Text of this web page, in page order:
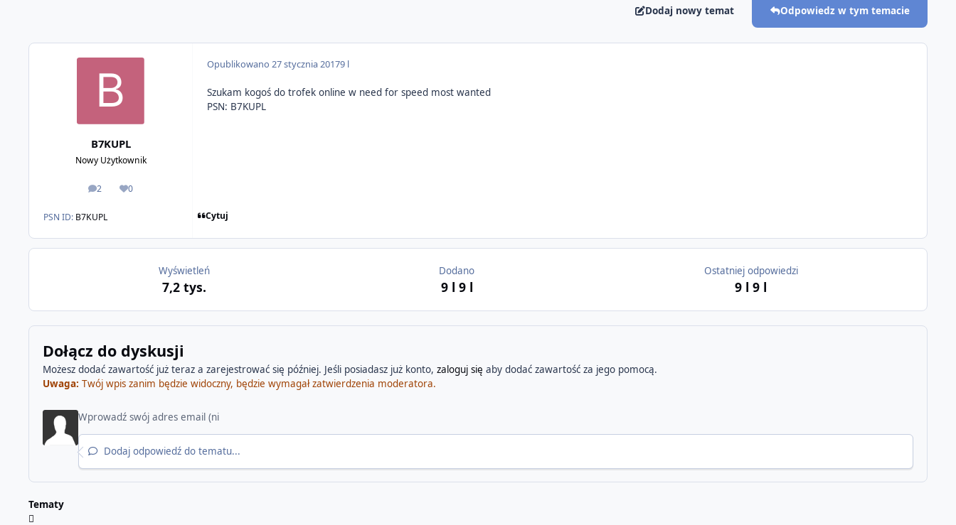
Dodaj nowy temat Odpowiedz w tym temacie
B7KUPL
Nowy Użytkownik
2
odpowiedzi
0
Reputacja
PSN ID: B7KUPL
Opublikowano27 stycznia 20179 l
Szukam kogoś do trofek online w need for speed most wanted
PSN: B7KUPL
Cytuj
Wyświetleń
7,2 tys.
Dodano
9 l 9 l
Ostatniej odpowiedzi
9 l 9 l
Dołącz do dyskusji
Możesz dodać zawartość już teraz a zarejestrować się później. Jeśli posiadasz już konto, zaloguj się aby dodać zawartość za jego pomocą.
Uwaga: Twój wpis zanim będzie widoczny, będzie wymagał zatwierdzenia moderatora.
Dodaj odpowiedź do tematu...
Tematy